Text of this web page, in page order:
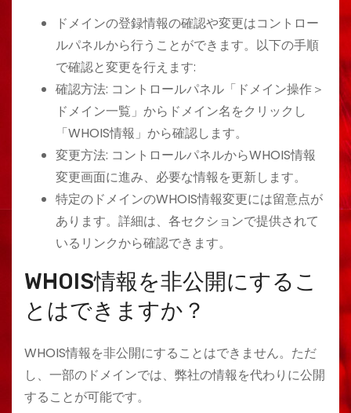
ドメインの登録情報の確認や変更はコントロー
ルパネルから行うことができます。以下の手順
で確認と変更を行えます:
確認方法: コントロールパネル「ドメイン操作＞
ドメイン一覧」からドメイン名をクリックし
「WHOIS情報」から確認します。
変更方法: コントロールパネルからWHOIS情報
変更画面に進み、必要な情報を更新します。
特定のドメインのWHOIS情報変更には留意点が
あります。詳細は、各セクションで提供されて
いるリンクから確認できます。
WHOIS情報を非公開にするこ
とはできますか？
WHOIS情報を非公開にすることはできません。ただ
し、一部のドメインでは、弊社の情報を代わりに公開
することが可能です。